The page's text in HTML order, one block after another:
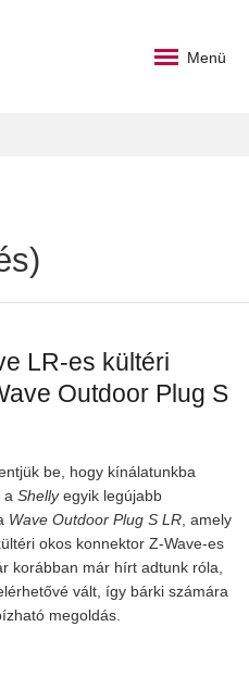
Menü
LR-es kültéri
Outdoor Plug S
be, hogy kínálatunkba
a Shellyegyik legújabb
Wave Outdoor Plug S LR , amely
okos konnektor Z-Wave-es
korábban már hírt adtunk róla,
vált, így bárki számára
megoldás.